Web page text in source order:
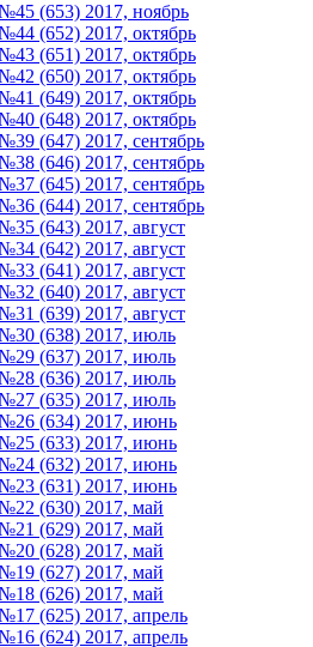
(653) 2017, ноябрь
(652) 2017, октябрь
(651) 2017, октябрь
(650) 2017, октябрь
(649) 2017, октябрь
(648) 2017, октябрь
(647) 2017, сентябрь
(646) 2017, сентябрь
(645) 2017, сентябрь
(644) 2017, сентябрь
(643) 2017, август
(642) 2017, август
(641) 2017, август
(640) 2017, август
(639) 2017, август
(638) 2017, июль
(637) 2017, июль
(636) 2017, июль
(635) 2017, июль
(634) 2017, июнь
(633) 2017, июнь
(632) 2017, июнь
(631) 2017, июнь
(630) 2017, май
(629) 2017, май
(628) 2017, май
(627) 2017, май
(626) 2017, май
(625) 2017, апрель
(624) 2017, апрель